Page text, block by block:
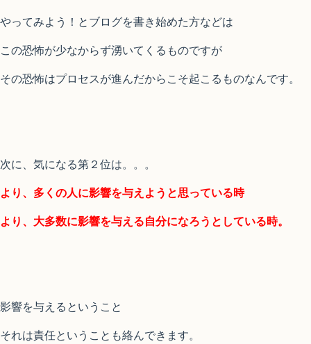
やってみよう！とブログを書き始めた方などは
この恐怖が少なからず湧いてくるものですが
その恐怖はプロセスが進んだからこそ起こるものなんです。
次に、気になる第２位は。。。
より、多くの人に影響を与えようと思っている時
より、大多数に影響を与える自分になろうとしている時。
影響を与えるということ
それは責任ということも絡んできます。